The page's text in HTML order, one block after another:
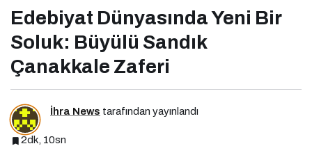
Edebiyat Dünyasında Yeni Bir
Soluk: Büyülü Sandık
Çanakkale Zaferi
İhra News tarafından yayınlandı
2dk, 10sn